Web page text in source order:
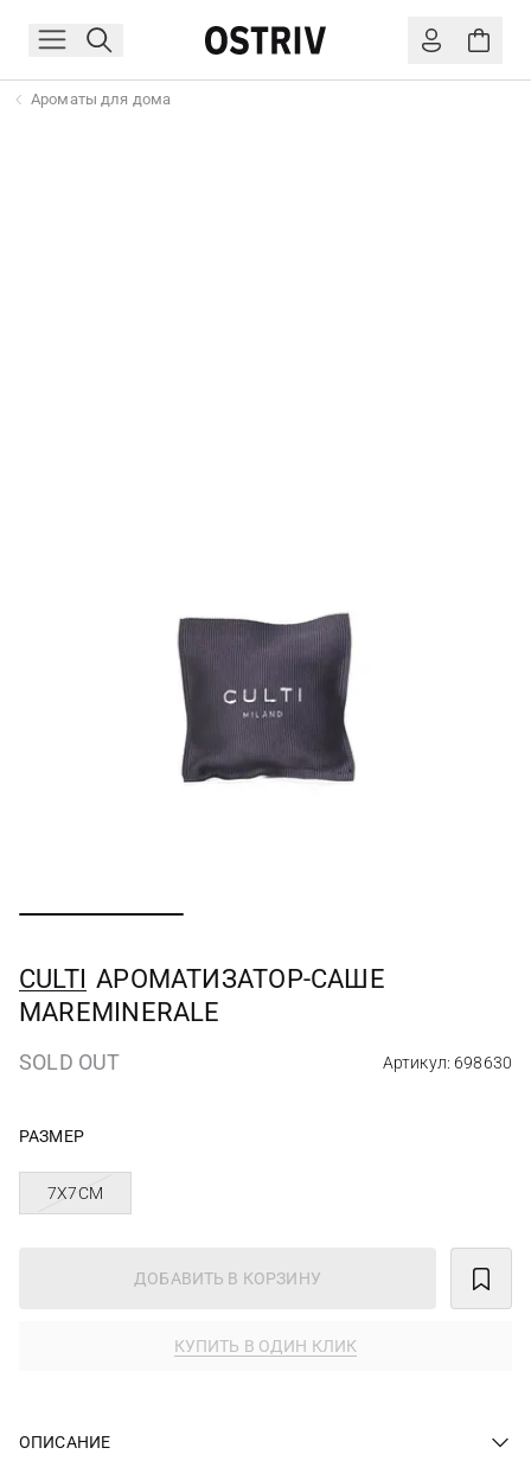
Ароматы для дома
CULTI АРОМАТИЗАТОР-САШЕ
MAREMINERALE
SOLD OUT Артикул: 698630
РАЗМЕР
7X7СМ
ДОБАВИТЬ В КОРЗИНУ
КУПИТЬ В ОДИН КЛИК
ОПИСАНИЕ